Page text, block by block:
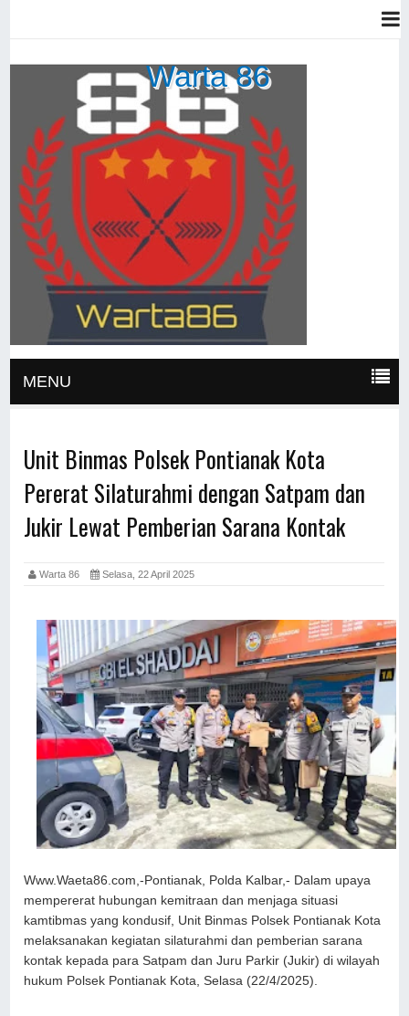
Warta 86
MENU
Unit Binmas Polsek Pontianak Kota
Pererat Silaturahmi dengan Satpam dan
Jukir Lewat Pemberian Sarana Kontak
Warta 86 Selasa, 22 April 2025
Www.Waeta86.com,-Pontianak, Polda Kalbar,- Dalam upaya
mempererat hubungan kemitraan dan menjaga situasi
kamtibmas yang kondusif, Unit Binmas Polsek Pontianak Kota
melaksanakan kegiatan silaturahmi dan pemberian sarana
kontak kepada para Satpam dan Juru Parkir (Jukir) di wilayah
hukum Polsek Pontianak Kota, Selasa (22/4/2025).